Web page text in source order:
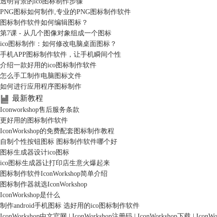
PNG图标如何制作,专业的PNG图标制作软件
图标制作软件如何编辑图标？
第7课 - 从几个图像对象组成一个图标
ico图标制作：如何修改电脑桌面图标？
手机APP图标制作软件，让手机瞬间个性
介绍一款好用的ico图标制作软件
怎么手工制作电脑图标文件
如何进行应用程序图标制作
最新教程
Iconworkshop售后服务条款
更好用的图标制作软件
IconWorkshop的免费配套图标制作教程
自制个性按钮图标 图标制作软件哪个好
图标生成器设计ico图标
ico图标生成器让打印店生意火爆起来
图标制作软件IconWorkshop简单介绍
图标制作器就选IconWorkshop
IconWorkshop是什么
制作android手机图标 选好用的ico图标制作软件